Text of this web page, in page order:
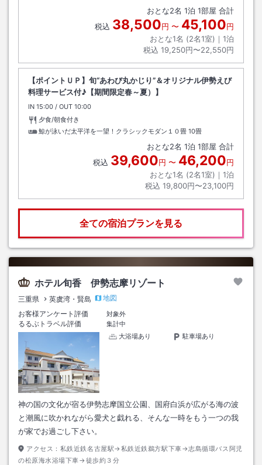
おとな2名 1泊 1部屋 合計
税込 38,500円 〜 45,100円
おとな1名 (2名1室)｜ 1泊
税込 19,250円〜22,550円
【ポイントＵＰ】旬“あわび丸かじり”＆オリジナル伊勢えび
料理サービス付♪【期間限定春～夏）】
IN チェックイン
15:00 / OUT チェックアウト
10:00
夕食/朝食付き
鯨が泳いだ太平洋を一望！クラシックモダン１０畳 10畳
おとな2名 1泊 1部屋 合計
税込 39,600円 〜 46,200円
おとな1名 (2名1室)｜ 1泊
税込 19,800円〜23,100円
全ての宿泊プランを見る
ホテル旬香 伊勢志摩リゾート
三重県 英虞湾・賢島
地図
お客様アンケート評価
対象外
るるぶトラベル評価
集計中
大浴場あり
駐車場あり
神の国の文化が宿る伊勢志摩国立公園、国府白浜が広がる海の波
と潮風に吹かれながら愛犬と戯れる、そんな一時をもう一つの我
が家でお過ごし下さい。
アクセス： 私鉄近鉄名古屋駅→私鉄近鉄鵜方駅下車→志島循環バス阿児
の松原海水浴場下車→徒歩約３分